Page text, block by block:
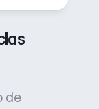
de